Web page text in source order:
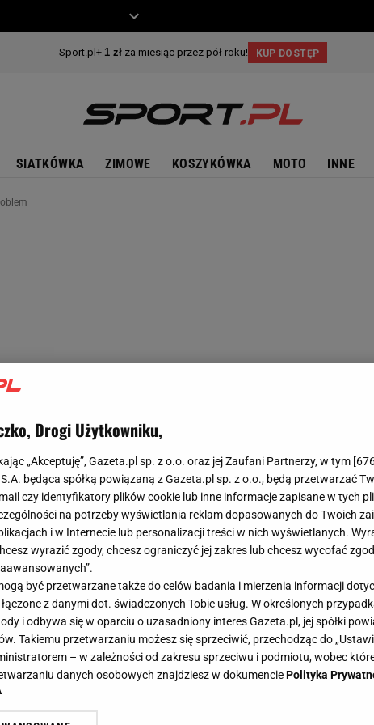
SIATKÓWKA ZIMOWE KOSZYKÓWKA MOTO INNE
Drogi Użytkowniku,
„Akceptuję”, Gazeta.pl sp. z o.o. oraz jej Zaufani Partnerzy, w tym [
będąca spółką powiązaną z Gazeta.pl sp. z o.o., będą przetwarzać
czy identyfikatory plików cookie lub inne informacje zapisane w tych
na potrzeby wyświetlania reklam dopasowanych do Twoich
i w Internecie lub personalizacji treści w nich wyświetlanych.
wyrazić zgody, chcesz ograniczyć jej zakres lub chcesz wycofać
być przetwarzane także do celów badania i mierzenia informacji
z danymi dot. świadczonych Tobie usług. W określonych
i odbywa się w oparciu o uzasadniony interes Gazeta.pl, jej spółki
Takiemu przetwarzaniu możesz się sprzeciwić, przechodząc do
– w zależności od zakresu sprzeciwu i podmiotu, wobec
danych osobowych znajdziesz w dokumenciePolityka